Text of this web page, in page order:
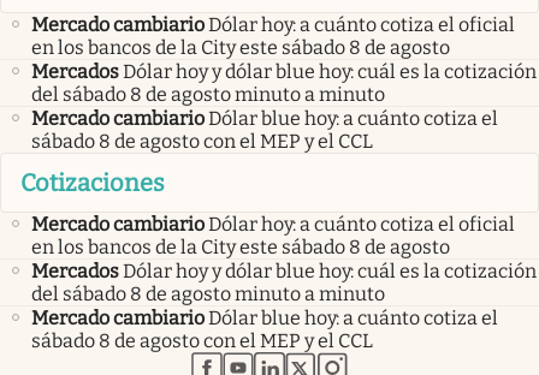
Mercado cambiarioDólar hoy: a cuánto cotiza el oficial
en los bancos de la City este sábado 8 de agosto
MercadosDólar hoy y dólar blue hoy: cuál es la cotización
del sábado 8 de agosto minuto a minuto
Mercado cambiarioDólar blue hoy: a cuánto cotiza el
sábado 8 de agosto con el MEP y el CCL
Cotizaciones
Mercado cambiarioDólar hoy: a cuánto cotiza el oficial
en los bancos de la City este sábado 8 de agosto
MercadosDólar hoy y dólar blue hoy: cuál es la cotización
del sábado 8 de agosto minuto a minuto
Mercado cambiarioDólar blue hoy: a cuánto cotiza el
sábado 8 de agosto con el MEP y el CCL
abre en nueva pestaña
abre en nueva pestaña
abre en nueva pestaña
abre en nueva pestaña
abre en nueva pestaña